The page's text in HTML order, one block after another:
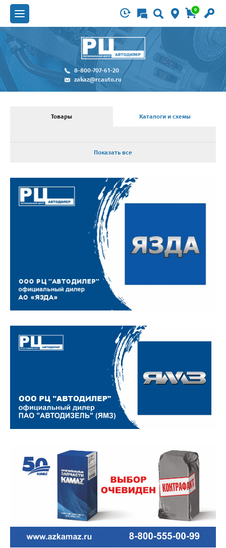
0
8-800-707-61-20
zakaz@rcauto.ru
Товары Каталоги и схемы
Показать все